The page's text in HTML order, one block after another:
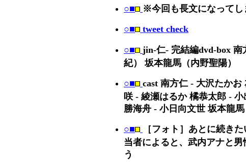
○■
※今回も長文になってし
○■
tweet check
○■ jin-仁- 完結編dvd-box 南
紀） 坂本龍馬（内野聖陽）
○■ cast 南方仁 - 大沢たか
咲 - 綾瀬はるか 橘恭太郎 -
勝海舟 - 小日向文世 坂本龍
○■ ［フォト］あとに続き
当者によると、武内アナと
う